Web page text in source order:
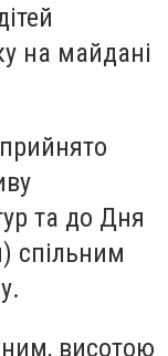
на майдані
та до Дня
спільним
висотою